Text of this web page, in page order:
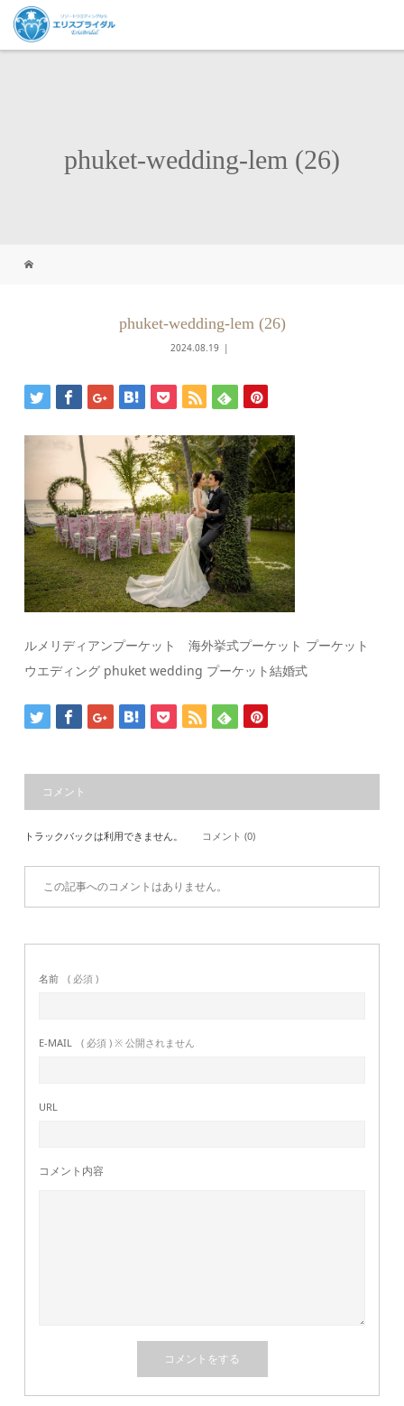
phuket-wedding-lem (26)
phuket-wedding-lem (26)
2024.08.19
ルメリディアンプーケット 海外挙式プーケット プーケット
ウエディング phuket wedding プーケット結婚式
コメント
トラックバックは利用できません。 コメント (0)
この記事へのコメントはありません。
名前 ( 必須 )
E-MAIL ( 必須 ) ※ 公開されません
URL
コメント内容